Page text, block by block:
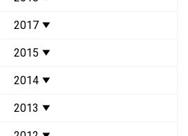
2017
2015
2014
2013